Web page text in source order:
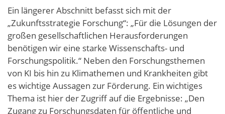
Ein längerer Abschnitt befasst sich mit der
„Zukunftsstrategie Forschung“: „Für die Lösungen der
großen gesellschaftlichen Herausforderungen
benötigen wir eine starke Wissenschafts- und
Forschungspolitik.“ Neben den Forschungsthemen
von KI bis hin zu Klimathemen und Krankheiten gibt
es wichtige Aussagen zur Förderung. Ein wichtiges
Thema ist hier der Zugriff auf die Ergebnisse: „Den
Zugang zu Forschungsdaten für öffentliche und